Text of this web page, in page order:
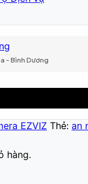
hàng.
- Bình Dương
EZVIZ Thẻ: an